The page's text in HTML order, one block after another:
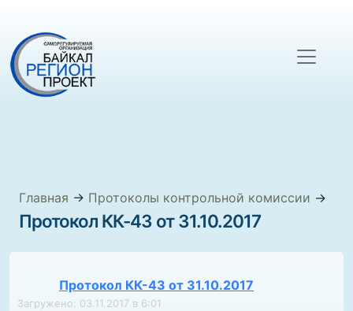
Главная → Протоколы контрольной комиссии →
Протокол КК-43 от 31.10.2017
Протокол КК-43 от 31.10.2017
Загружено: 03.11.2017 в 6:01